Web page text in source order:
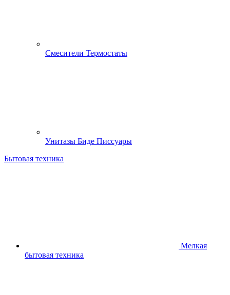
Смесители Термостаты
Унитазы Биде Писсуары
Бытовая техника
Мелкая
бытовая техника